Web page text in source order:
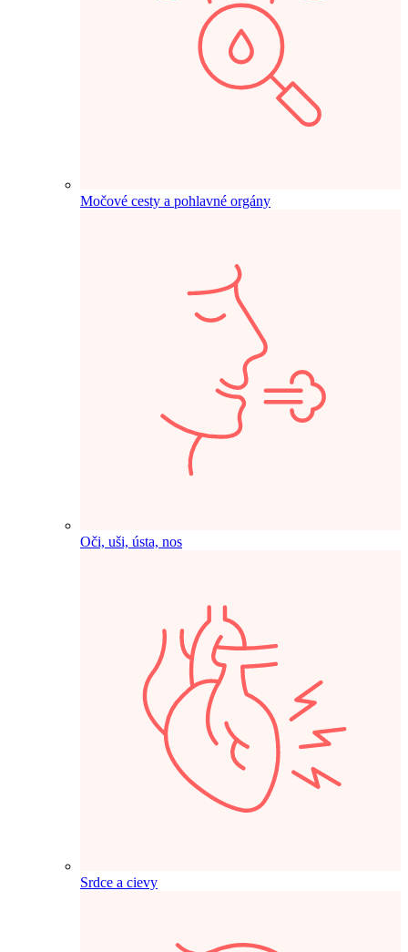
Močové cesty a pohlavné orgány
Oči, uši, ústa, nos
Srdce a cievy